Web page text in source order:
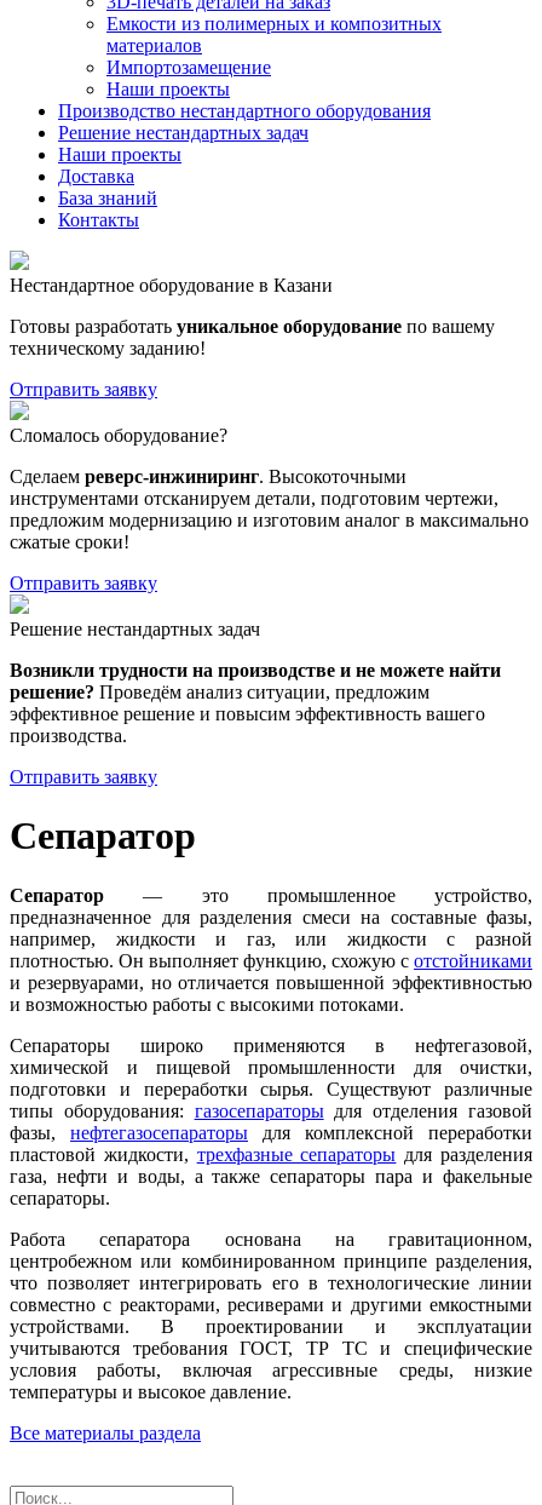
Емкости из полимерных и композитных
материалов
Импортозамещение
Наши проекты
Производство нестандартного оборудования
Решение нестандартных задач
Наши проекты
Доставка
База знаний
Контакты
Нестандартное оборудование в Казани
Готовы разработать уникальное оборудование по вашему
техническому заданию!
Отправить заявку
Сломалось оборудование?
Сделаем реверс-инжиниринг. Высокоточными
инструментами отсканируем детали, подготовим чертежи,
предложим модернизацию и изготовим аналог в максимально
сжатые сроки!
Отправить заявку
Решение нестандартных задач
Возникли трудности на производстве и не можете найти
решение? Проведём анализ ситуации, предложим
эффективное решение и повысим эффективность вашего
производства.
Отправить заявку
Сепаратор
Сепаратор — это промышленное устройство,
предназначенное для разделения смеси на составные фазы,
например, жидкости и газ, или жидкости с разной
плотностью. Он выполняет функцию, схожую с отстойниками
и резервуарами, но отличается повышенной эффективностью
и возможностью работы с высокими потоками.
Сепараторы широко применяются в нефтегазовой,
химической и пищевой промышленности для очистки,
подготовки и переработки сырья. Существуют различные
типы оборудования: газосепараторыдля отделения газовой
фазы, нефтегазосепараторы для комплексной переработки
пластовой жидкости, трехфазные сепараторы для разделения
газа, нефти и воды, а также сепараторы пара и факельные
сепараторы.
Работа сепаратора основана на гравитационном,
центробежном или комбинированном принципе разделения,
что позволяет интегрировать его в технологические линии
совместно с реакторами, ресиверами и другими емкостными
устройствами. В проектировании и эксплуатации
учитываются требования ГОСТ, ТР ТС и специфические
условия работы, включая агрессивные среды, низкие
температуры и высокое давление.
Все материалы раздела